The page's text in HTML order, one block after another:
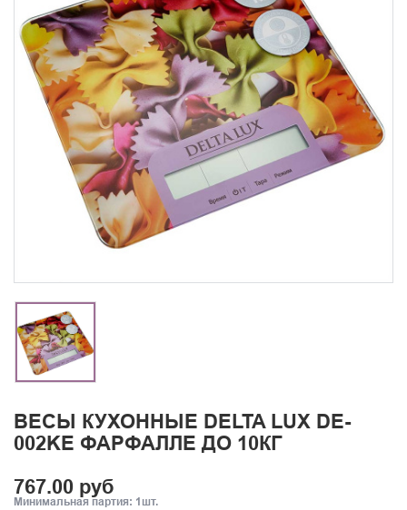
ВЕСЫ КУХОННЫЕ DELTA LUX DE-
002KE ФАРФАЛЛЕ ДО 10КГ
767.00 руб
Минимальная партия: 1шт.